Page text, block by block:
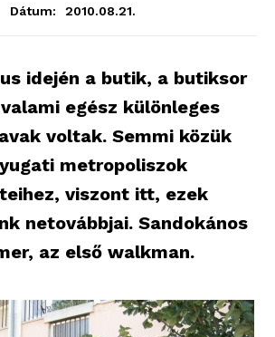
Dátum: 2010.08.21.
idején a butik, a butiksor
egész különleges
voltak. Semmi közük
metropoliszok
viszont itt, ezek
netovábbjai. Sandokános
az első walkman.